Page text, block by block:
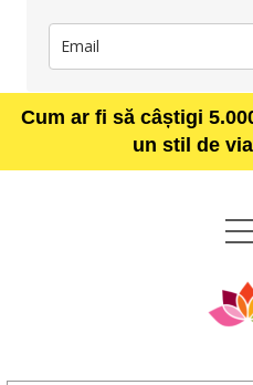
Cum ar fi să câștigi
un stil de